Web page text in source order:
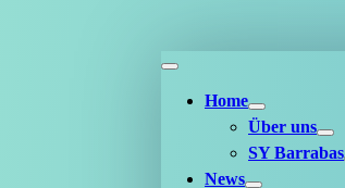
Home
Über uns
SY Barrabas
News